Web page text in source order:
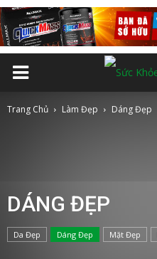
Trang Chủ Làm Đẹp Dáng Đẹp
DÁNG ĐẸP
Da Đẹp Dáng Đẹp Mặt Đẹp